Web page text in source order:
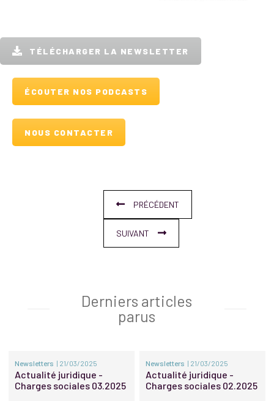
TÉLÉCHARGER LA NEWSLETTER
ÉCOUTER NOS PODCASTS
NOUS CONTACTER
PRÉCÉDENT
SUIVANT
Derniers articles
parus
Newsletters | 21/03/2025
Actualité juridique -
Charges sociales 03.2025
Newsletters | 21/03/2025
Actualité juridique -
Charges sociales 02.2025